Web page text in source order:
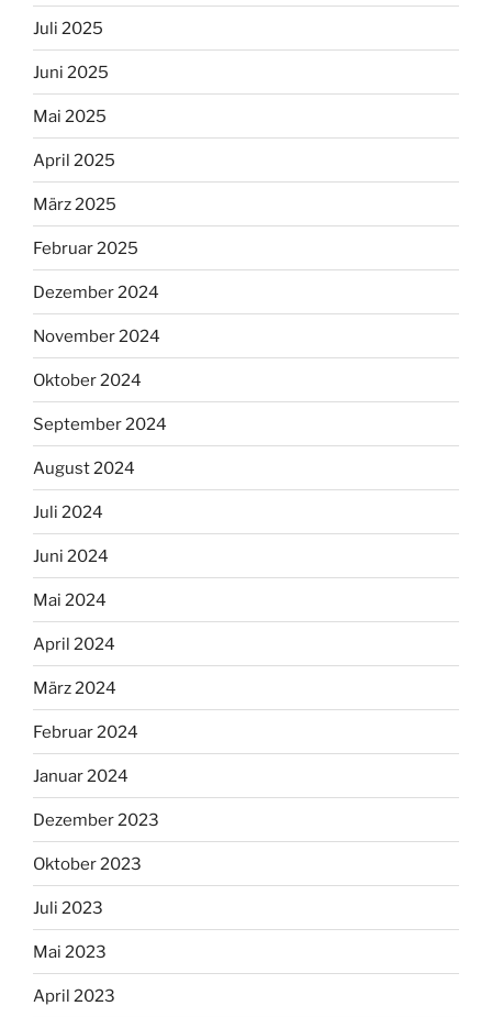
Juli 2025
Juni 2025
Mai 2025
April 2025
März 2025
Februar 2025
Dezember 2024
November 2024
Oktober 2024
September 2024
August 2024
Juli 2024
Juni 2024
Mai 2024
April 2024
März 2024
Februar 2024
Januar 2024
Dezember 2023
Oktober 2023
Juli 2023
Mai 2023
April 2023